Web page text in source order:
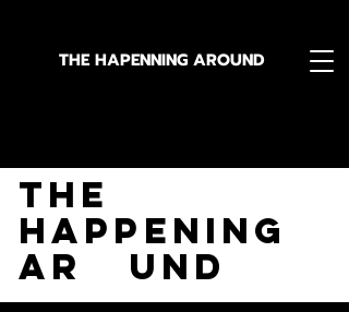
THE HAPENNING AROUND
The
Happening
Ar und